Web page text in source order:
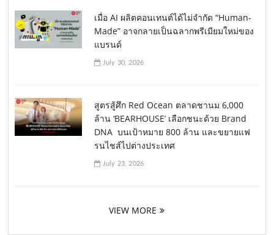
เมื่อ AI ผลิตคอนเทนต์ได้ไม่จำกัด “Human-
Made” อาจกลายเป็นฉลากพรีเมียมใหม่ของ
แบรนด์
July 30, 2026
สูตรสู้ศึก Red Ocean ตลาดชานม 6,000
ล้าน ‘BEARHOUSE’ เลือกชนะด้วย Brand
DNA บนเป้าหมาย 800 ล้าน และขยายแฟ
รนไชส์ไปต่างประเทศ
July 23, 2026
VIEW MORE